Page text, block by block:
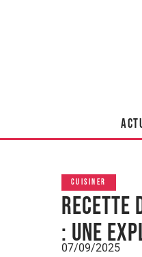
CUISINER
Recette
: une
07/09/2025